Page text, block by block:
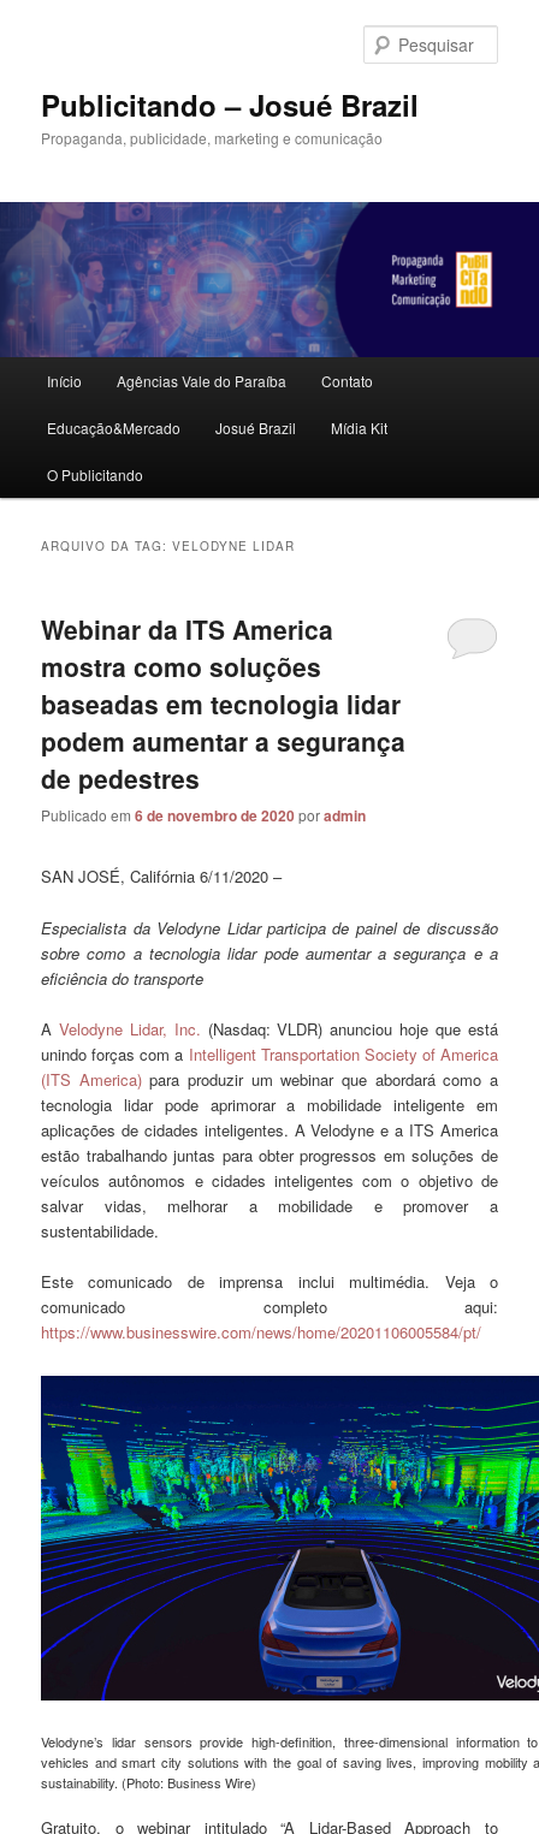
principal
secundárioPublicitando – Josué Brazil
Propaganda, publicidade, marketing e comunicação
principal
Início Agências Vale do Paraíba Contato
Educação&Mercado Josué Brazil Mídia Kit
O Publicitando
ARQUIVO DA TAG:VELODYNE LIDAR
Webinar da ITS America
mostra como soluções
baseadas em tecnologia lidar
podem aumentar a segurança
de pedestres
Publicado em6 de novembro de 2020poradmin
SAN JOSÉ, Califórnia 6/11/2020 –
Especialista da Velodyne Lidar participa de painel de discussão
sobre como a tecnologia lidar pode aumentar a segurança e a
eficiência do transporte
A Velodyne Lidar, Inc. (Nasdaq: VLDR) anunciou hoje que está
unindo forças com a Intelligent Transportation Society of America
(ITS America)para produzir um webinar que abordará como a
tecnologia lidar pode aprimorar a mobilidade inteligente em
aplicações de cidades inteligentes. A Velodyne e a ITS America
estão trabalhando juntas para obter progressos em soluções de
veículos autônomos e cidades inteligentes com o objetivo de
salvar vidas, melhorar a mobilidade e promover a
sustentabilidade.
Este comunicado de imprensa inclui multimédia. Veja o
comunicado completo aqui:
https://www.businesswire.com/news/home/20201106005584/pt/
Velodyne’s lidar sensors provide high-deﬁnition, three-dimensional information
vehicles and smart city solutions with the goal of saving lives, improving mobility
sustainability. (Photo: Business Wire)
Gratuito, o webinar intitulado “A Lidar-Based Approach to